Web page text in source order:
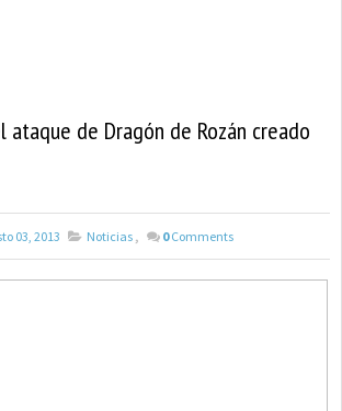
ataque de Dragón de Rozán creado
03, 2013 Noticias , 0 Comments